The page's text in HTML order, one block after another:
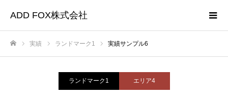
ADD FOX株式会社
実績 ランドマーク1 実績サンプル6
ランドマーク1 エリア4